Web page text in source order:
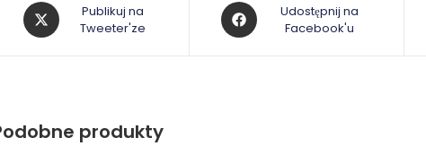
Opens
in
Publikuj na
Tweeter'ze
Opens
in
Udostępnij na
Facebook'u
produkty